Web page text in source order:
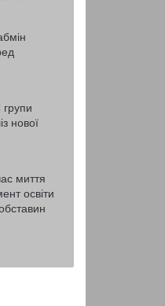
нової
миття
освіти